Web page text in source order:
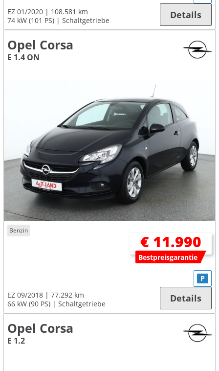
EZ 01/2020
108.581 km
74 kW (101 PS)
Schaltgetriebe Details
Opel Corsa
E 1.4 ON
Benzin
€ 11.990
Bestpreisgarantie
EZ 09/2018
77.292 km
66 kW (90 PS)
Schaltgetriebe
P
Details
Opel Corsa
E 1.2